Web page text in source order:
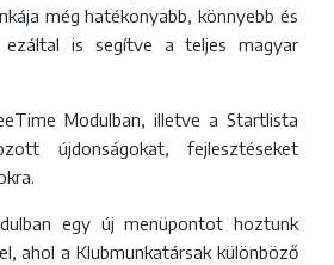
még hatékonyabb, könnyebb és
ezáltal is segítve a teljes magyar
Modulban, illetve a Startlista
újdonságokat, fejlesztéseket
egy új menüpontot hoztunk
ahol a Klubmunkatársak különböző